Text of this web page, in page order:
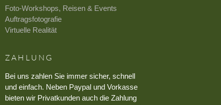
Foto-Workshops, Reisen & Events
Auftragsfotografie
Virtuelle Realität
ZAHLUNG
Bei uns zahlen Sie immer sicher, schnell
und einfach. Neben Paypal und Vorkasse
bieten wir Privatkunden auch die Zahlung